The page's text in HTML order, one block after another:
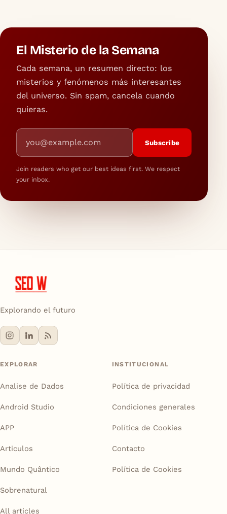
El Misterio de la Semana
Cada semana, un resumen directo: los
misterios y fenómenos más interesantes
del universo. Sin spam, cancela cuando
quieras.
Email address
Subscribe
Join readers who get our best ideas first. We respect
your inbox.
Explorando el futuro
EXPLORAR
Analise de Dados
Android Studio
APP
Articulos
Mundo Quântico
Sobrenatural
All articles
INSTITUCIONAL
Política de privacidad
Condiciones generales
Política de Cookies
Contacto
Política de Cookies